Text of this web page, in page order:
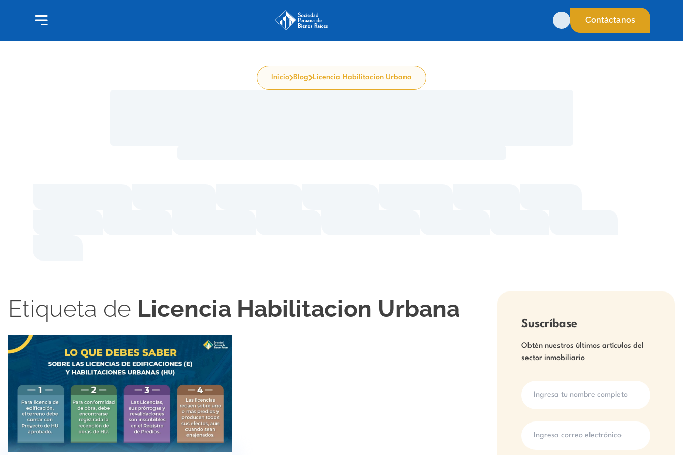
Contáctanos
Inicio Blog Licencia Habilitacion Urbana
Etiqueta de Licencia Habilitacion Urbana
Suscríbase
Obtén nuestros últimos artículos del
sector inmobiliario